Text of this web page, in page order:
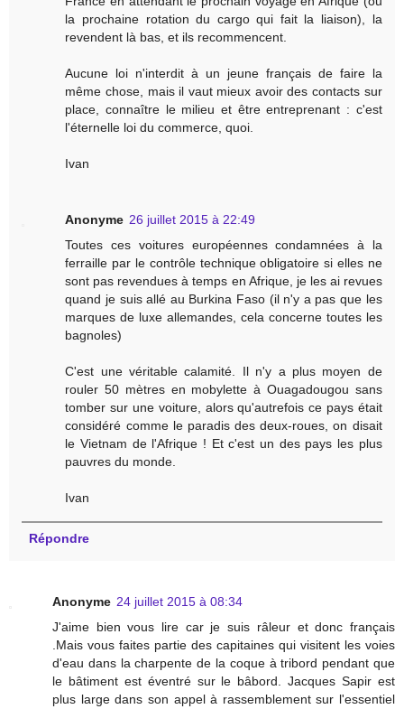
la prochaine rotation du cargo qui fait la liaison), la
revendent là bas, et ils recommencent.
Aucune loi n'interdit à un jeune français de faire la
même chose, mais il vaut mieux avoir des contacts sur
place, connaître le milieu et être entreprenant : c'est
l'éternelle loi du commerce, quoi.
Ivan
Anonyme 26 juillet 2015 à 22:49
Toutes ces voitures européennes condamnées à la
ferraille par le contrôle technique obligatoire si elles ne
sont pas revendues à temps en Afrique, je les ai revues
quand je suis allé au Burkina Faso (il n'y a pas que les
marques de luxe allemandes, cela concerne toutes les
bagnoles)
C'est une véritable calamité. Il n'y a plus moyen de
rouler 50 mètres en mobylette à Ouagadougou sans
tomber sur une voiture, alors qu'autrefois ce pays était
considéré comme le paradis des deux-roues, on disait
le Vietnam de l'Afrique ! Et c'est un des pays les plus
pauvres du monde.
Ivan
Répondre
Anonyme 24 juillet 2015 à 08:34
J'aime bien vous lire car je suis râleur et donc français
.Mais vous faites partie des capitaines qui visitent les voies
d'eau dans la charpente de la coque à tribord pendant que
le bâtiment est éventré sur le bâbord. Jacques Sapir est
plus large dans son appel à rassemblement sur l'essentiel